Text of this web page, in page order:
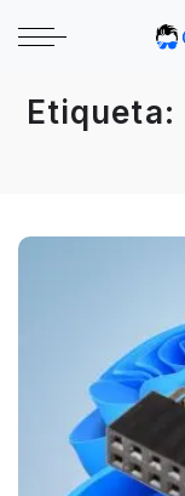
Etiqueta: